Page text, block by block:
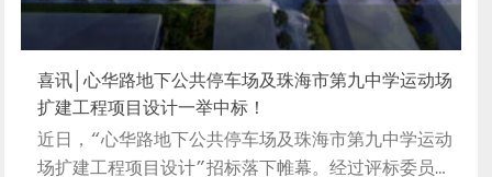
喜讯│心华路地下公共停车场及珠海市第九中学运动场
扩建工程项目设计一举中标！
近日，“心华路地下公共停车场及珠海市第九中学运动
场扩建工程项目设计”招标落下帷幕。经过评标委员会